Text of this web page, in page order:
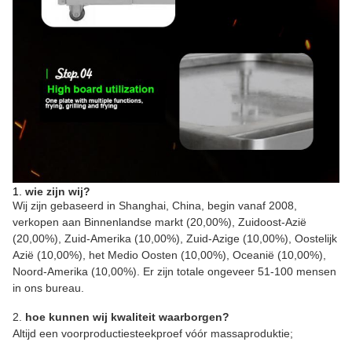
1. wie zijn wij?
Wij zijn gebaseerd in Shanghai, China, begin vanaf 2008,
verkopen aan Binnenlandse markt (20,00%), Zuidoost-Azië
(20,00%), Zuid-Amerika (10,00%), Zuid-Azige (10,00%), Oostelijk
Azië (10,00%), het Medio Oosten (10,00%), Oceanië (10,00%),
Noord-Amerika (10,00%). Er zijn totale ongeveer 51-100 mensen
in ons bureau.
2. hoe kunnen wij kwaliteit waarborgen?
Altijd een voorproductiesteekproef vóór massaproduktie;